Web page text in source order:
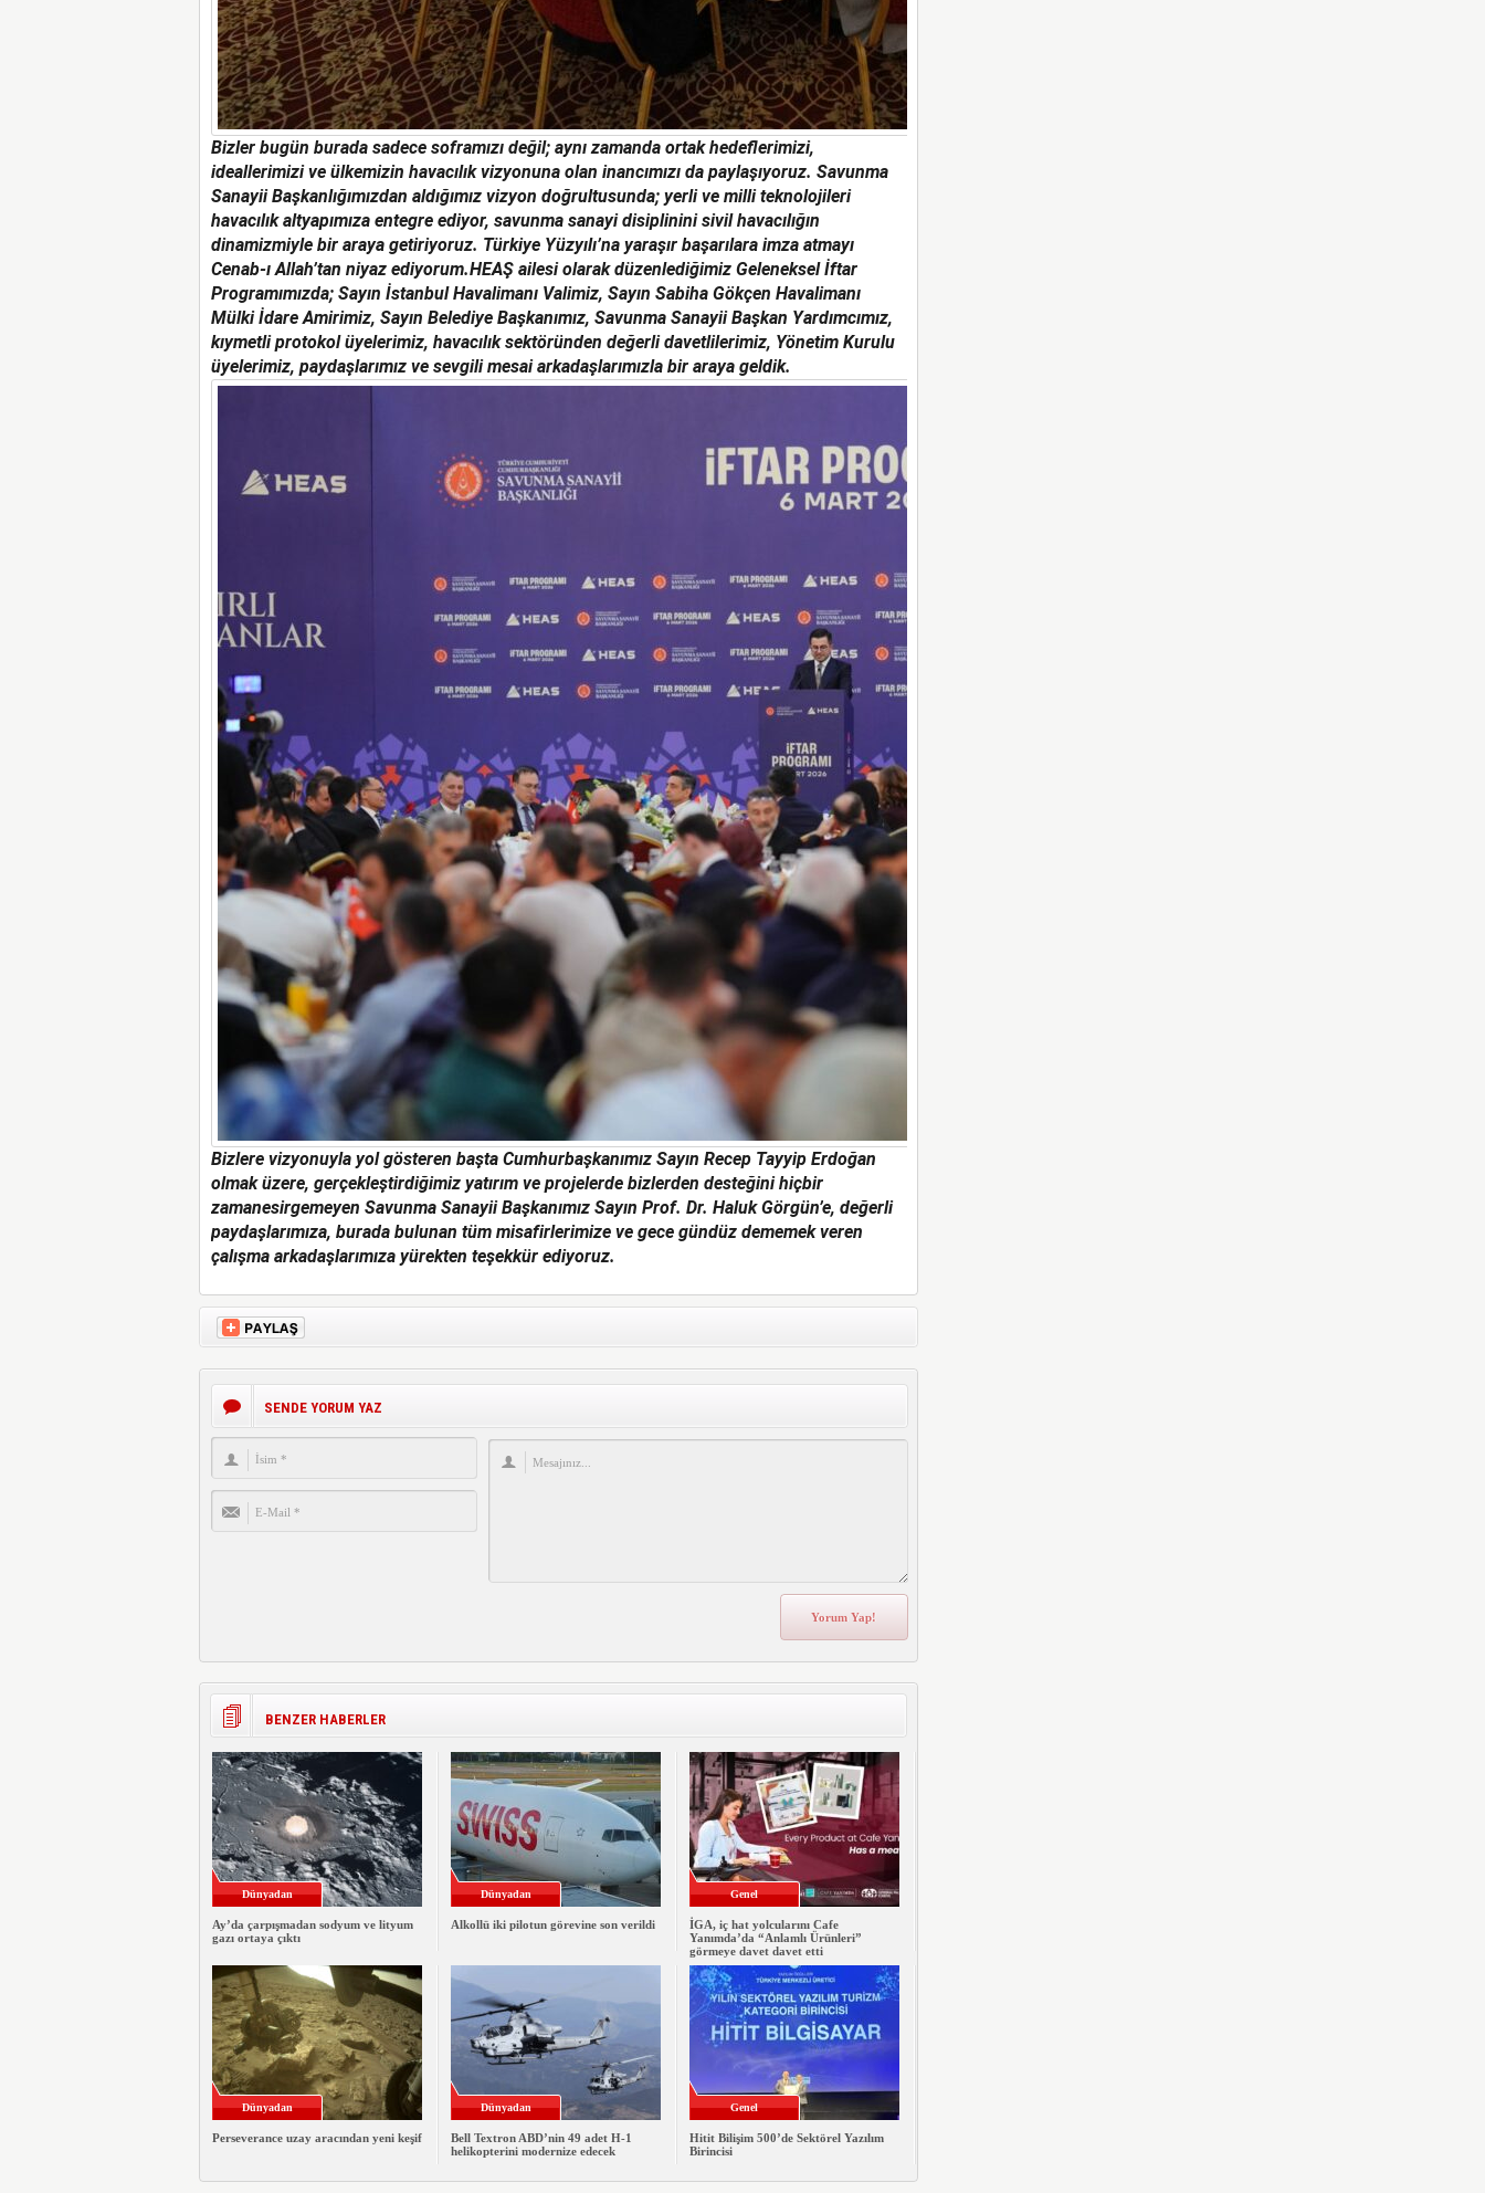
Bizler bugün burada sadece soframızı değil; aynı zamanda ortak hedeflerimizi,
ideallerimizi ve ülkemizin havacılık vizyonuna olan inancımızı da paylaşıyoruz. Savunma
Sanayii Başkanlığımızdan aldığımız vizyon doğrultusunda; yerli ve milli teknolojileri
havacılık altyapımıza entegre ediyor, savunma sanayi disiplinini sivil havacılığın
dinamizmiyle bir araya getiriyoruz. Türkiye Yüzyılı’na yaraşır başarılara imza atmayı
Cenab-ı Allah’tan niyaz ediyorum.HEAŞ ailesi olarak düzenlediğimiz Geleneksel İftar
Programımızda; Sayın İstanbul Havalimanı Valimiz, Sayın Sabiha Gökçen Havalimanı
Mülki İdare Amirimiz, Sayın Belediye Başkanımız, Savunma Sanayii Başkan Yardımcımız,
kıymetli protokol üyelerimiz, havacılık sektöründen değerli davetlilerimiz, Yönetim Kurulu
üyelerimiz, paydaşlarımız ve sevgili mesai arkadaşlarımızla bir araya geldik.
Bizlere vizyonuyla yol gösteren başta Cumhurbaşkanımız Sayın Recep Tayyip Erdoğan
olmak üzere, gerçekleştirdiğimiz yatırım ve projelerde bizlerden desteğini hiçbir
zamanesirgemeyen Savunma Sanayii Başkanımız Sayın Prof. Dr. Haluk Görgün’e, değerli
paydaşlarımıza, burada bulunan tüm misafirlerimize ve gece gündüz dememek veren
çalışma arkadaşlarımıza yürekten teşekkür ediyoruz.
SENDE YORUM YAZ
BENZER HABERLER
Dünyadan
Ay’da çarpışmadan sodyum ve lityum
gazı ortaya çıktı
Dünyadan
Alkollü iki pilotun görevine son verildi
Genel
İGA, iç hat yolcularını Cafe
Yanımda’da “Anlamlı Ürünleri”
görmeye davet davet etti
Dünyadan
Perseverance uzay aracından yeni keşif
Dünyadan
Bell Textron ABD’nin 49 adet H-1
helikopterini modernize edecek
Genel
Hitit Bilişim 500’de Sektörel Yazılım
Birincisi